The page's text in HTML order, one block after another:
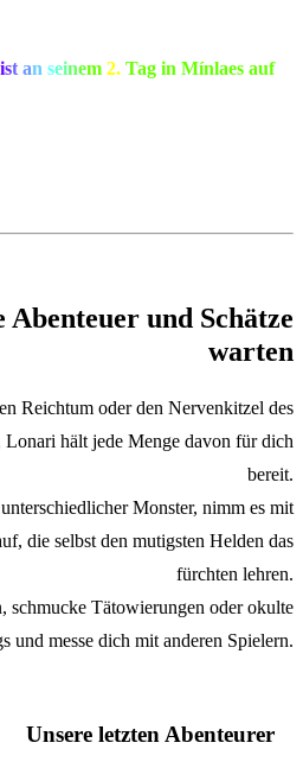
ist an seinem 2. Tag in Mínlaes auf
Abenteuer und Schätze
warten
Reichtum oder den Nervenkitzel des
Lonari hält jede Menge davon für dich
bereit.
Monster, nimm es mit
die selbst den mutigsten Helden das
fürchten lehren.
schmucke Tätowierungen oder okulte
und messe dich mit anderen Spielern.
Unsere letzten Abenteurer